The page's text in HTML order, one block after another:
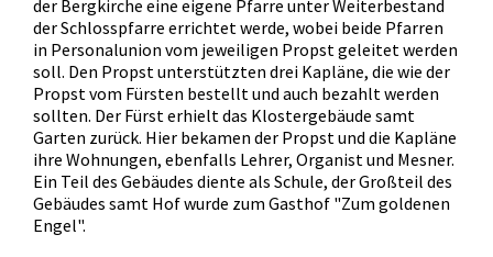
der Bergkirche eine eigene Pfarre unter Weiterbestand
der Schlosspfarre errichtet werde, wobei beide Pfarren
in Personalunion vom jeweiligen Propst geleitet werden
soll. Den Propst unterstützten drei Kapläne, die wie der
Propst vom Fürsten bestellt und auch bezahlt werden
sollten. Der Fürst erhielt das Klostergebäude samt
Garten zurück. Hier bekamen der Propst und die Kapläne
ihre Wohnungen, ebenfalls Lehrer, Organist und Mesner.
Ein Teil des Gebäudes diente als Schule, der Großteil des
Gebäudes samt Hof wurde zum Gasthof "Zum goldenen
Engel".